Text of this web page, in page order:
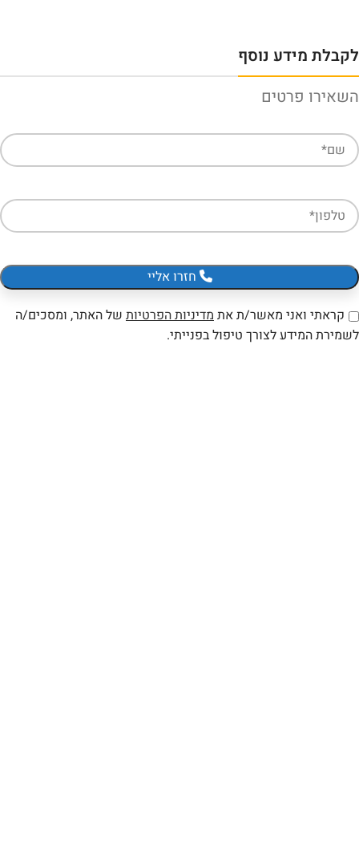
לקבלת מידע נוסף
השאירו פרטים
חזרו אליי
קראתי ואני מאשר/ת אתמדיניות הפרטיות של האתר, ומסכים/ה
לשמירת המידע לצורך טיפול בפנייתי.